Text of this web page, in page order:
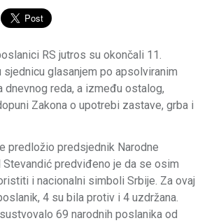
RS jutros su okončali 11.
sjednicu glasanjem po apsolviranim
dnevnog reda, a između ostalog,
Zakona o upotrebi zastave, grba i
predložio predsjednik Narodne
Stevandić predviđeno je da se osim
i nacionalni simboli Srbije. Za ovaj
4 su bila protiv i 4 uzdržana.
69 narodnih poslanika od